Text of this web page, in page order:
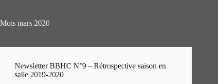
Mois mars 2020
Newsletter BBHC N°9 – Rétrospective saison en
salle 2019-2020